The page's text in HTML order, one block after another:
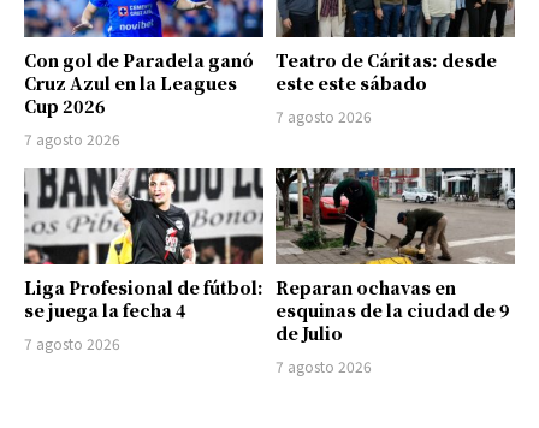
Con gol de Paradela ganó
Cruz Azul en la Leagues
Cup 2026
7 agosto 2026
Teatro de Cáritas: desde
este este sábado
7 agosto 2026
Liga Profesional de fútbol:
se juega la fecha 4
7 agosto 2026
Reparan ochavas en
esquinas de la ciudad de 9
de Julio
7 agosto 2026